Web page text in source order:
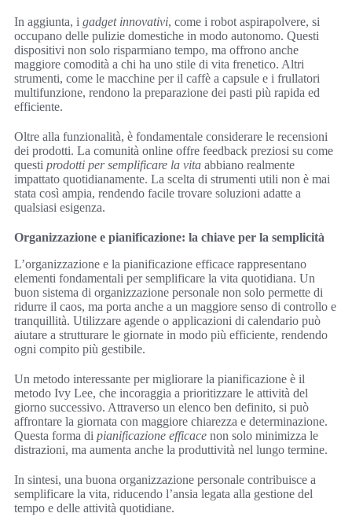
In aggiunta, i gadget innovativi, come i robot aspirapolvere, si
occupano delle pulizie domestiche in modo autonomo. Questi
dispositivi non solo risparmiano tempo, ma offrono anche
maggiore comodità a chi ha uno stile di vita frenetico. Altri
strumenti, come le macchine per il caffè a capsule e i frullatori
multifunzione, rendono la preparazione dei pasti più rapida ed
efficiente.
Oltre alla funzionalità, è fondamentale considerare le recensioni
dei prodotti. La comunità online offre feedback preziosi su come
questi prodotti per semplificare la vita abbiano realmente
impattato quotidianamente. La scelta di strumenti utili non è mai
stata così ampia, rendendo facile trovare soluzioni adatte a
qualsiasi esigenza.
Organizzazione e pianificazione: la chiave per la semplicità
L’organizzazione e la pianificazione efficace rappresentano
elementi fondamentali per semplificare la vita quotidiana. Un
buon sistema di organizzazione personale non solo permette di
ridurre il caos, ma porta anche a un maggiore senso di controllo e
tranquillità. Utilizzare agende o applicazioni di calendario può
aiutare a strutturare le giornate in modo più efficiente, rendendo
ogni compito più gestibile.
Un metodo interessante per migliorare la pianificazione è il
metodo Ivy Lee, che incoraggia a prioritizzare le attività del
giorno successivo. Attraverso un elenco ben definito, si può
affrontare la giornata con maggiore chiarezza e determinazione.
Questa forma di pianificazione efficace non solo minimizza le
distrazioni, ma aumenta anche la produttività nel lungo termine.
In sintesi, una buona organizzazione personale contribuisce a
semplificare la vita, riducendo l’ansia legata alla gestione del
tempo e delle attività quotidiane.